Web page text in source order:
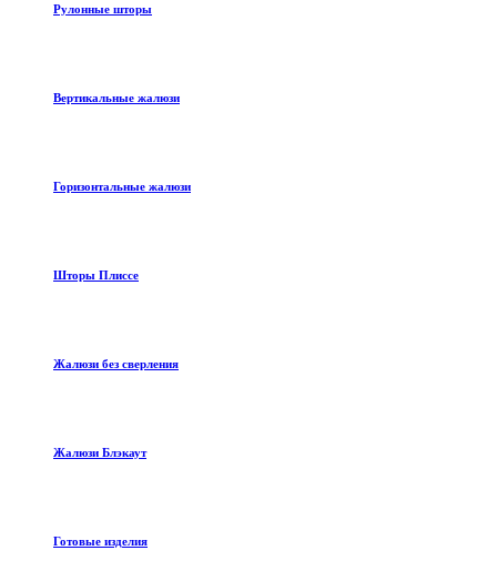
Рулонные шторы
Вертикальные жалюзи
Горизонтальные жалюзи
Шторы Плиссе
Жалюзи без сверления
Жалюзи Блэкаут
Готовые изделия